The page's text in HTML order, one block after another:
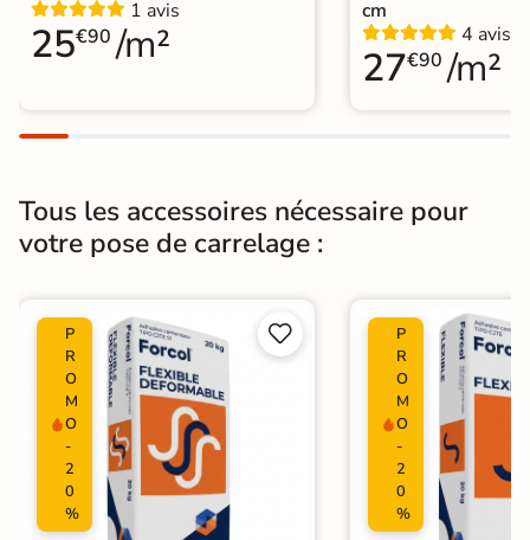
1 avis
25€90 /m²
cm
4 avis
27€90 /m²
Tous les accessoires nécessaire pour
votre pose de carrelage :
P
R
O
M
O
-
2
0
%


P
R
O
M
O
-
2
0
%